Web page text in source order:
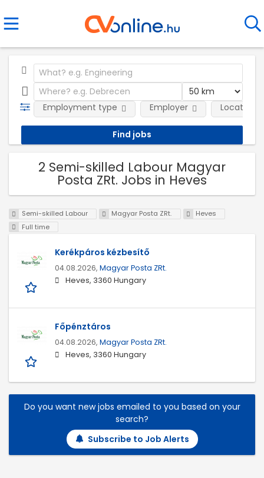
Employment type Employer Location
2 Semi-skilled Labour Magyar
Posta ZRt. Jobs in Heves
Semi-skilled Labour Magyar Posta ZRt.
Heves
Full time
Kerékpáros kézbesítő
04.08.2026, Magyar Posta ZRt.
Heves, 3360 Hungary
Főpénztáros
04.08.2026, Magyar Posta ZRt.
Heves, 3360 Hungary
Do you want new jobs emailed to you based on your
search?
Subscribe to Job Alerts